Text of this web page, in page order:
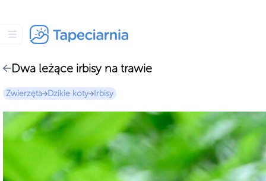
Dwa leżące irbisy na trawie
Zwierzęta Dzikie koty Irbisy